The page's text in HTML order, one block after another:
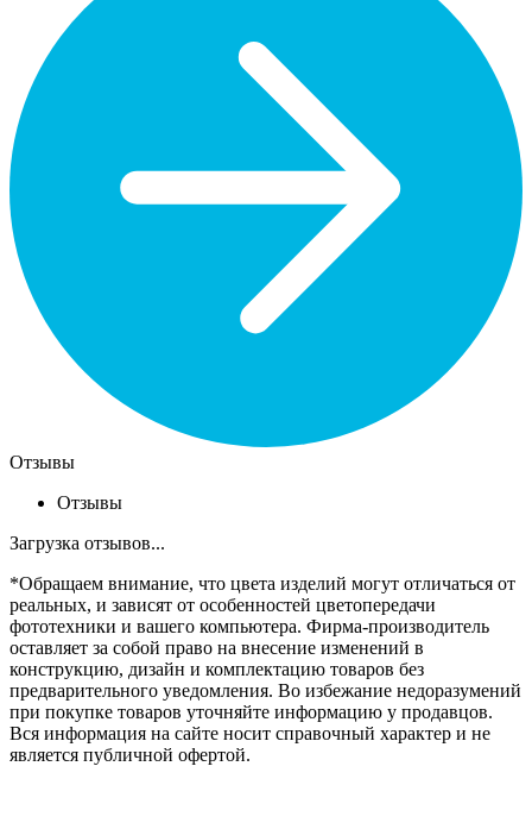
Отзывы
Отзывы
Загрузка отзывов...
*Обращаем внимание, что цвета изделий могут отличаться от
реальных, и зависят от особенностей цветопередачи
фототехники и вашего компьютера. Фирма-производитель
оставляет за собой право на внесение изменений в
конструкцию, дизайн и комплектацию товаров без
предварительного уведомления. Во избежание недоразумений
при покупке товаров уточняйте информацию у продавцов.
Вся информация на сайте носит справочный характер и не
является публичной офертой.